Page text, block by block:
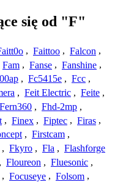
się od "F"
, Faittoo , Falcon ,
Fam , Fanse , Fanshine ,
, Fc5415e , Fcc ,
, Feit Electric , Feite ,
Fern360 , Fhd-2mp ,
, Finex , Fiptec , Firas ,
, Firstcam ,
, Fkyro , Fla , Flashforge
, Floureon , Fluesonic ,
, Focuseye , Folsom ,